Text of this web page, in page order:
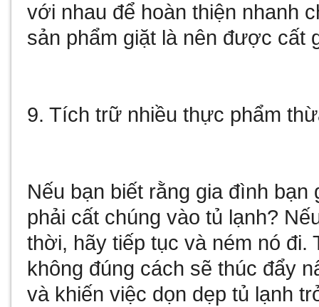
với nhau để hoàn thiện nhanh
sản phẩm giặt là nên được cất
9. Tích trữ nhiều thực phẩm
Nếu bạn biết rằng gia đình
phải cất chúng vào tủ lạnh?
thời, hãy tiếp tục và ném nó
không đúng cách sẽ thúc đẩy
và khiến việc dọn dẹp tủ lạnh